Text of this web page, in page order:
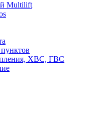
Multilift
ХВС, ГВС